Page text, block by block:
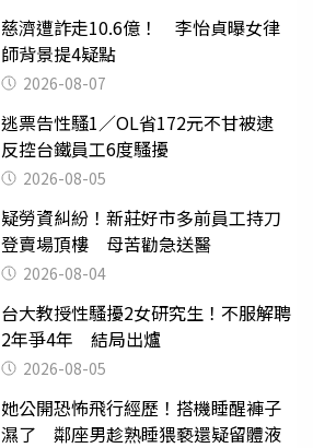
慈濟遭詐走10.6億！ 李怡貞曝女律
師背景提4疑點
2026-08-07
逃票告性騷1／OL省172元不甘被逮
反控台鐵員工6度騷擾
2026-08-05
疑勞資糾紛！新莊好市多前員工持刀
登賣場頂樓 母苦勸急送醫
2026-08-04
台大教授性騷擾2女研究生！不服解聘
2年爭4年 結局出爐
2026-08-05
她公開恐怖飛行經歷！搭機睡醒褲子
濕了 鄰座男趁熟睡猥褻還疑留體液